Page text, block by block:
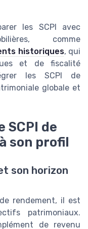
les SCPI avec
comme
historiques, qui
et de fiscalité
les SCPI de
globale et
SCPI de
son profil
son horizon
rendement, il est
patrimoniaux.
de revenu